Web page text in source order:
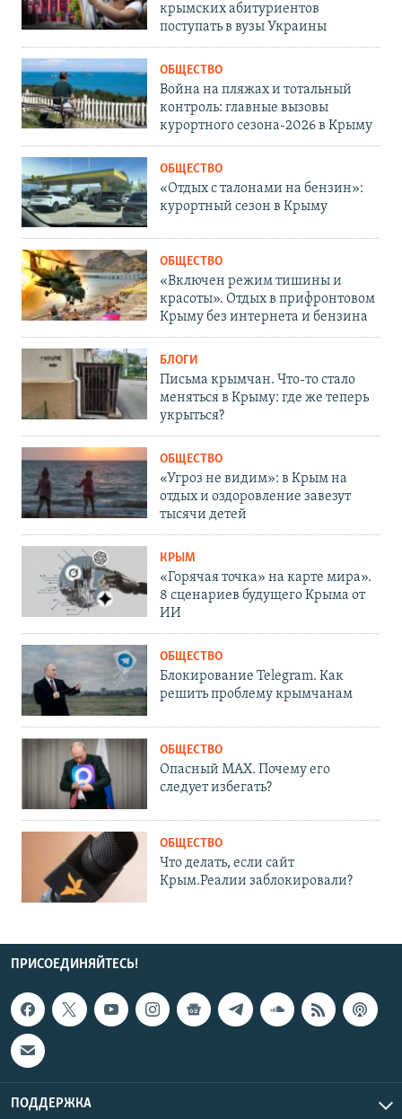
крымских абитуриентов
поступать в вузы Украины
ОБЩЕСТВО
Война на пляжах и тотальный
контроль: главные вызовы
курортного сезона-2026 в Крыму
ОБЩЕСТВО
«Отдых с талонами на бензин»:
курортный сезон в Крыму
ОБЩЕСТВО
«Включен режим тишины и
красоты». Отдых в прифронтовом
Крыму без интернета и бензина
БЛОГИ
Письма крымчан. Что-то стало
меняться в Крыму: где же теперь
укрыться?
ОБЩЕСТВО
«Угроз не видим»: в Крым на
отдых и оздоровление завезут
тысячи детей
КРЫМ
«Горячая точка» на карте мира».
8 сценариев будущего Крыма от
ИИ
ОБЩЕСТВО
Блокирование Telegram. Как
решить проблему крымчанам
ОБЩЕСТВО
Опасный MAX. Почему его
следует избегать?
ОБЩЕСТВО
Что делать, если сайт
Крым.Реалии заблокировали?
ПРИСОЕДИНЯЙТЕСЬ!
ПОДДЕРЖКА